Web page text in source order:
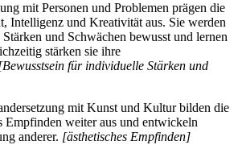
mit Personen und Problemen prägen die
Intelligenz und Kreativität aus. Sie werden
und Schwächen bewusst und lernen
stärken sie ihre
für individuelle Stärken und
mit Kunst und Kultur bilden die
Empfinden weiter aus und entwickeln
anderer. [ästhetisches Empfinden]